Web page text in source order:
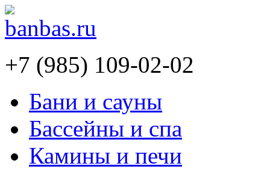
+7 (985) 109-02-02
Бани и сауны
Бассейны и спа
Камины и печи